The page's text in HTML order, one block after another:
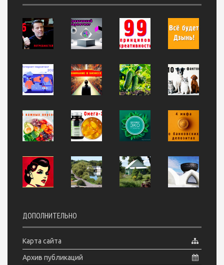
ДОПОЛНИТЕЛЬНО
Карта сайта
Архив публикаций